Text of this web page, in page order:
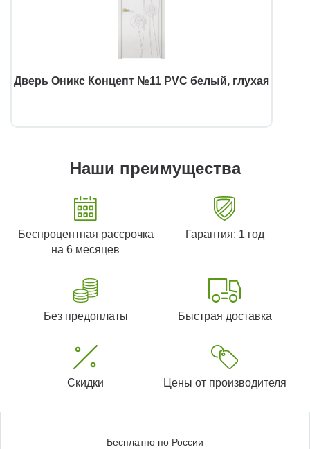
Дверь Оникс Концепт №11 PVC белый, глухая
Наши преимущества
Беспроцентная рассрочка
на 6 месяцев
Гарантия: 1 год
Без предоплаты Быстрая доставка
Скидки Цены от производителя
Бесплатно по России